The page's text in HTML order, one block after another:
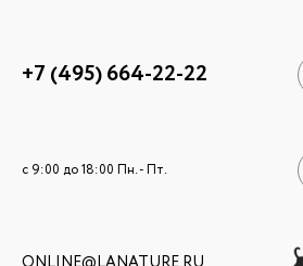
+7 (495) 664-22-22
c 9:00 до 18:00 Пн. - Пт.